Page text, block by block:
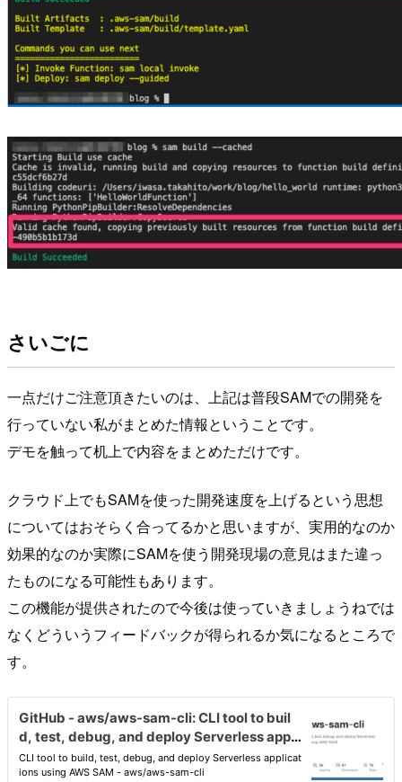
さいごに
一点だけご注意頂きたいのは、上記は普段SAMでの開発を
行っていない私がまとめた情報ということです。
デモを触って机上で内容をまとめただけです。
クラウド上でもSAMを使った開発速度を上げるという思想
についてはおそらく合ってるかと思いますが、実用的なのか
効果的なのか実際にSAMを使う開発現場の意見はまた違っ
たものになる可能性もあります。
この機能が提供されたので今後は使っていきましょうねでは
なくどういうフィードバックが得られるか気になるところで
す。